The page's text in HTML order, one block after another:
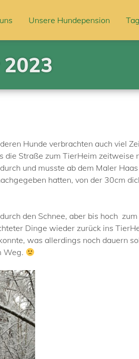
Unsere Hundepension
Hunde verbrachten auch viel
die Straße zum TierHeim zeitweise
und musste ab dem Maler
hatten, von der 30cm
den Schnee, aber bis hoch
Dinge wieder zurück ins
was allerdings noch dauern
Weg.